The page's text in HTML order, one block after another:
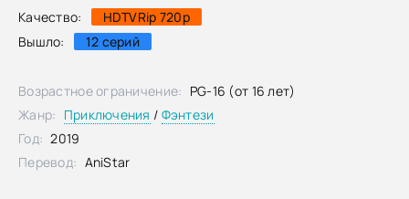
Качество:
HDTVRip 720p
Вышло:
12 серий
Возрастное ограничение: PG-16 (от 16 лет)
Жанр: Приключения / Фэнтези
Год: 2019
Перевод: AniStar